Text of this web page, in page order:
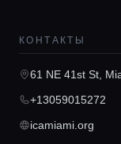
Гиды
КОНТАКТЫ
61 NE 41st St,
+13059015272
icamiami.org